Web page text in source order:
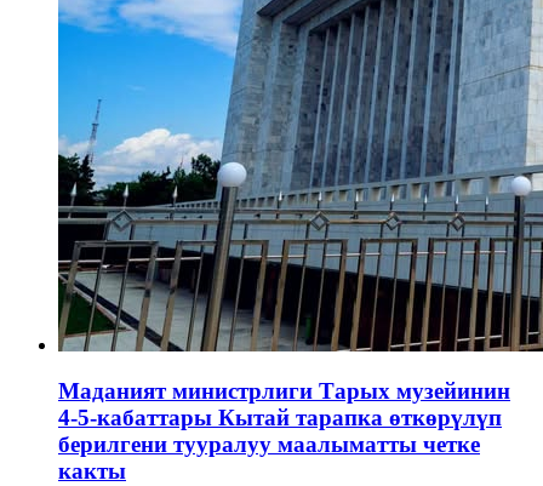
Маданият министрлиги Тарых музейинин
4-5-кабаттары Кытай тарапка өткөрүлүп
берилгени тууралуу маалыматты четке
какты